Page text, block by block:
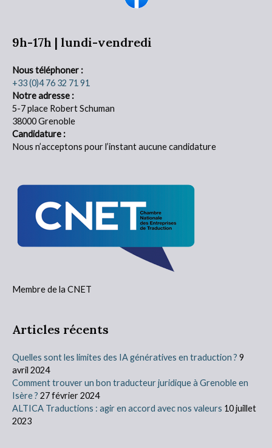
9h-17h | lundi-vendredi
Nous téléphoner :
+33 (0)4 76 32 71 91
Notre adresse :
5-7 place Robert Schuman
38000 Grenoble
Candidature :
Nous n’acceptons pour l’instant aucune candidature
Membre de la CNET
Articles récents
Quelles sont les limites des IA génératives en traduction ? 9
avril 2024
Comment trouver un bon traducteur juridique à Grenoble en
Isère ? 27 février 2024
ALTICA Traductions : agir en accord avec nos valeurs 10 juillet
2023